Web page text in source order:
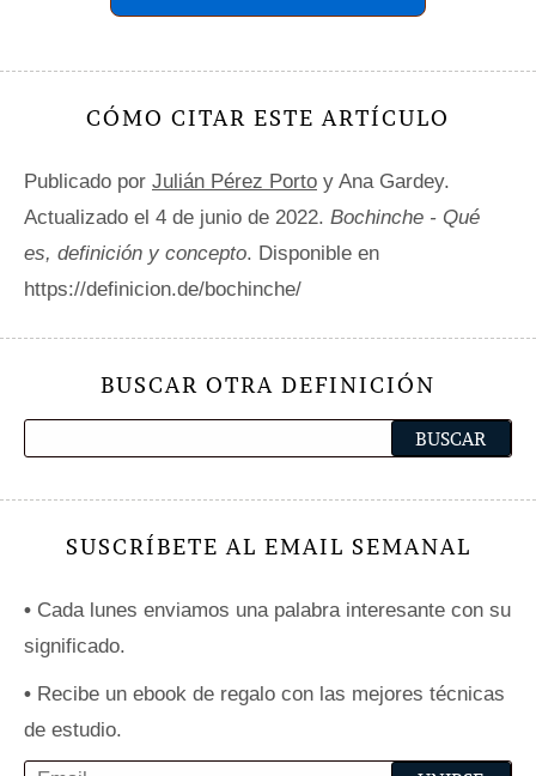
CÓMO CITAR ESTE ARTÍCULO
Publicado por Julián Pérez Porto y Ana Gardey.
Actualizado el 4 de junio de 2022. Bochinche - Qué
es, definición y concepto. Disponible en
https://definicion.de/bochinche/
BUSCAR OTRA DEFINICIÓN
SUSCRÍBETE AL EMAIL SEMANAL
• Cada lunes enviamos una palabra interesante con su
significado.
• Recibe un ebook de regalo con las mejores técnicas
de estudio.